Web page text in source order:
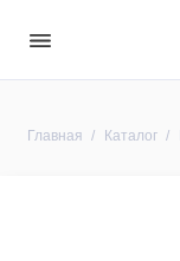
Главная Каталог